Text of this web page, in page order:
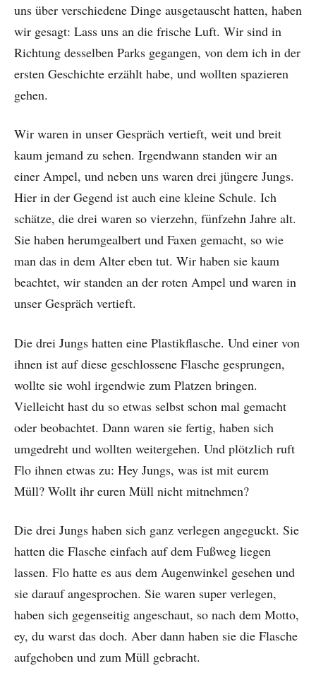
uns über verschiedene Dinge ausgetauscht hatten, haben
wir gesagt: Lass uns an die frische Luft. Wir sind in
Richtung desselben Parks gegangen, von dem ich in der
ersten Geschichte erzählt habe, und wollten spazieren
gehen.
Wir waren in unser Gespräch vertieft, weit und breit
kaum jemand zu sehen. Irgendwann standen wir an
einer Ampel, und neben uns waren drei jüngere Jungs.
Hier in der Gegend ist auch eine kleine Schule. Ich
schätze, die drei waren so vierzehn, fünfzehn Jahre alt.
Sie haben herumgealbert und Faxen gemacht, so wie
man das in dem Alter eben tut. Wir haben sie kaum
beachtet, wir standen an der roten Ampel und waren in
unser Gespräch vertieft.
Die drei Jungs hatten eine Plastikflasche. Und einer von
ihnen ist auf diese geschlossene Flasche gesprungen,
wollte sie wohl irgendwie zum Platzen bringen.
Vielleicht hast du so etwas selbst schon mal gemacht
oder beobachtet. Dann waren sie fertig, haben sich
umgedreht und wollten weitergehen. Und plötzlich ruft
Flo ihnen etwas zu: Hey Jungs, was ist mit eurem
Müll? Wollt ihr euren Müll nicht mitnehmen?
Die drei Jungs haben sich ganz verlegen angeguckt. Sie
hatten die Flasche einfach auf dem Fußweg liegen
lassen. Flo hatte es aus dem Augenwinkel gesehen und
sie darauf angesprochen. Sie waren super verlegen,
haben sich gegenseitig angeschaut, so nach dem Motto,
ey, du warst das doch. Aber dann haben sie die Flasche
aufgehoben und zum Müll gebracht.